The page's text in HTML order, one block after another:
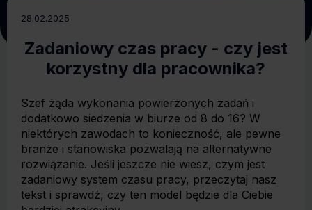
28.02.2025
Zadaniowy czas pracy - czy jest
korzystny dla pracownika?
Szef żąda wykonania powierzonych zadań i
dodatkowo siedzenia w biurze od 8 do 16? W
niektórych zawodach to konieczność, ale pewne
branże i stanowiska pozwalają na alternatywne
rozwiązanie. Jeśli jeszcze nie wiesz, czym jest
zadaniowy system czasu pracy, przeczytaj nasz
tekst i sprawdź, czy ten model będzie dla Ciebie